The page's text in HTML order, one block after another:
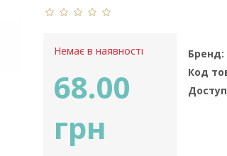
Немає в наявності
68.00
грн
Бренд:
Код